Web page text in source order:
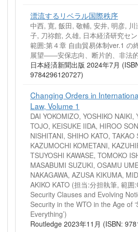
漂流するリベラル国際秩序
中西, 寛, 飯田, 敬輔, 安井, 明彦,
子, 刀祢館, 久雄, 日本経済研究セ
範囲:第４章 自由貿易体制ver.1 の
展望――安保志向、断片的、非法
日本経済新聞出版 2024年7月
9784296120727)
Changing Orders in
Law, Volume 1
DAI YOKOMIZO, YOSHIKO NAIKI,
TOJO, KEISUKE IIDA, HIROO
NISHITANI, SHIHO KATO, TAKAO
KAZUMOCHI KOMETANI,
TSUYOSHI KAWASE, TOMOKO
MASABUMI SUZUKI, OSAMU
NAKAGAWA, AZUSA KIKUMA,
AKIKO KATO (担当:分担執筆, 範囲
Security Clauses and Evolving
Security in the WTO in the Age of
Everything’)
Routledge 2023年11月 (ISBN: